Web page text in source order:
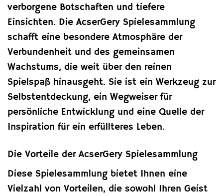
verborgene Botschaften und tiefere
Einsichten. Die AcserGery Spielesammlung
schafft eine besondere Atmosphäre der
Verbundenheit und des gemeinsamen
Wachstums, die weit über den reinen
Spielspaß hinausgeht. Sie ist ein Werkzeug zur
Selbstentdeckung, ein Wegweiser für
persönliche Entwicklung und eine Quelle der
Inspiration für ein erfüllteres Leben.
Die Vorteile der AcserGery Spielesammlung
Diese Spielesammlung bietet Ihnen eine
Vielzahl von Vorteilen, die sowohl Ihren Geist